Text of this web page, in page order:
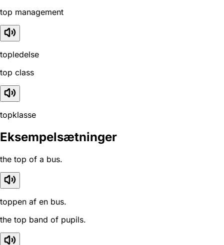
top management
topledelse
top class
topklasse
Eksempelsætninger
the top of a bus.
toppen af en bus.
the top band of pupils.